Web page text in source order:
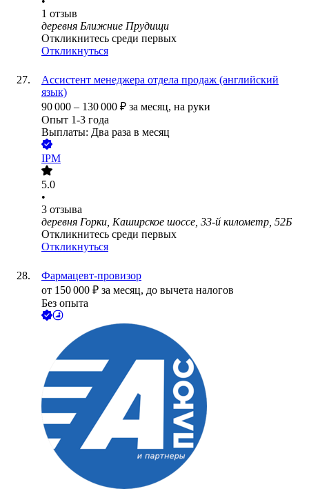
1 отзыв
деревня Ближние Прудищи
Откликнитесь среди первых
Откликнуться
Ассистент менеджера отдела продаж (английский
язык)
90 000 – 130 000 ₽ за месяц, на руки
Опыт 1-3 года
Выплаты: Два раза в месяц
IPM
5.0
•
3 отзыва
деревня Горки, Каширское шоссе, 33-й километр, 52Б
Откликнитесь среди первых
Откликнуться
Фармацевт-провизор
от 150 000 ₽ за месяц, до вычета налогов
Без опыта